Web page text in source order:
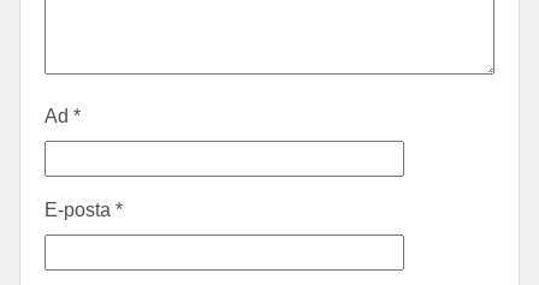
Ad *
E-posta *